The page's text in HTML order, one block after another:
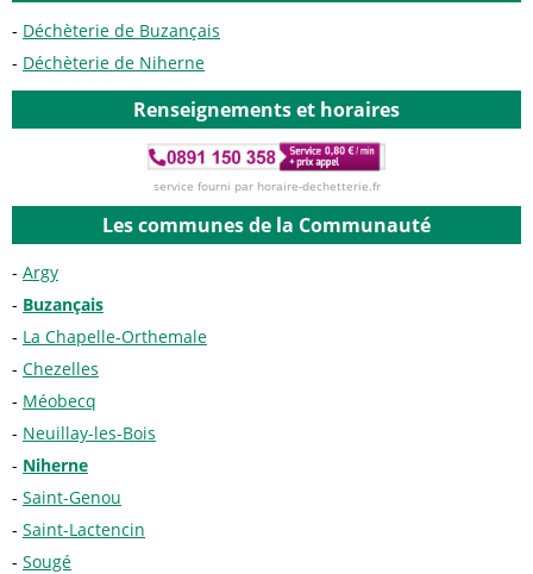
Déchèterie de Buzançais
Déchèterie de Niherne
Renseignements et horaires
service fourni par horaire-dechetterie.fr
Les communes de la Communauté
Argy
Buzançais
La Chapelle-Orthemale
Chezelles
Méobecq
Neuillay-les-Bois
Niherne
Saint-Genou
Saint-Lactencin
Sougé